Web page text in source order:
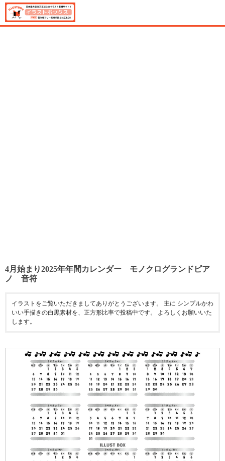
4月始まり2025年年間カレンダー モノクログランドピア
ノ 音符
イラストをご覧いただきましてありがとうございます。 主に シンプルかわ
いい手描きの白黒素材を、正方形比率で投稿中です。 よろしくお願いいた
します。